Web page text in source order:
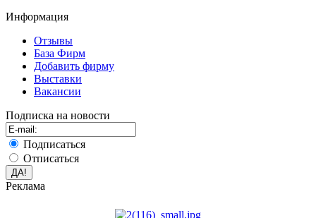
Информация
Отзывы
База Фирм
Добавить фирму
Выставки
Вакансии
Подписка на новости
Подписаться
Отписаться
Реклама